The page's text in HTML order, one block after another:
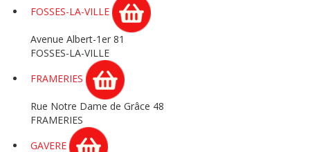
FOSSES-LA-VILLE
Avenue Albert-1er 81
FOSSES-LA-VILLE
FRAMERIES
Rue Notre Dame de Grâce 48
FRAMERIES
GAVERE